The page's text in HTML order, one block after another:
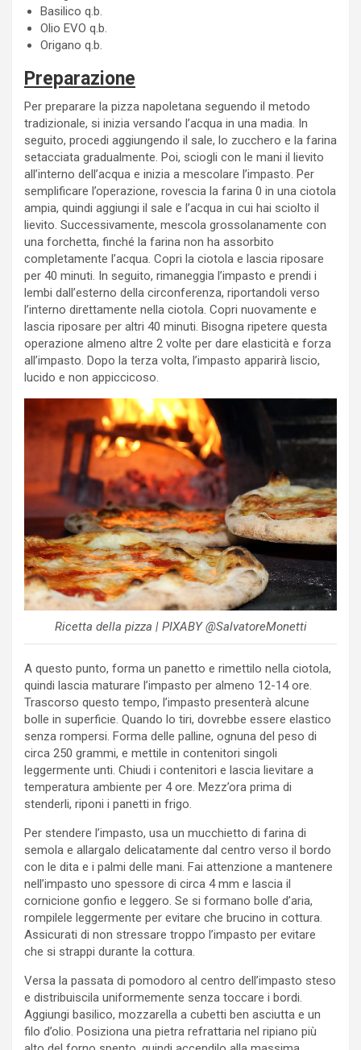
Basilico q.b.
Olio EVO q.b.
Origano q.b.
Preparazione
Per preparare la pizza napoletana seguendo il metodo
tradizionale, si inizia versando l’acqua in una madia. In
seguito, procedi aggiungendo il sale, lo zucchero e la farina
setacciata gradualmente. Poi, sciogli con le mani il lievito
all’interno dell’acqua e inizia a mescolare l’impasto. Per
semplificare l’operazione, rovescia la farina 0 in una ciotola
ampia, quindi aggiungi il sale e l’acqua in cui hai sciolto il
lievito. Successivamente, mescola grossolanamente con
una forchetta, finché la farina non ha assorbito
completamente l’acqua. Copri la ciotola e lascia riposare
per 40 minuti. In seguito, rimaneggia l’impasto e prendi i
lembi dall’esterno della circonferenza, riportandoli verso
l’interno direttamente nella ciotola. Copri nuovamente e
lascia riposare per altri 40 minuti. Bisogna ripetere questa
operazione almeno altre 2 volte per dare elasticità e forza
all’impasto. Dopo la terza volta, l’impasto apparirà liscio,
lucido e non appiccicoso.
Ricetta della pizza | PIXABY @SalvatoreMonetti
A questo punto, forma un panetto e rimettilo nella ciotola,
quindi lascia maturare l’impasto per almeno 12-14 ore.
Trascorso questo tempo, l’impasto presenterà alcune
bolle in superficie. Quando lo tiri, dovrebbe essere elastico
senza rompersi. Forma delle palline, ognuna del peso di
circa 250 grammi, e mettile in contenitori singoli
leggermente unti. Chiudi i contenitori e lascia lievitare a
temperatura ambiente per 4 ore. Mezz’ora prima di
stenderli, riponi i panetti in frigo.
Per stendere l’impasto, usa un mucchietto di farina di
semola e allargalo delicatamente dal centro verso il bordo
con le dita e i palmi delle mani. Fai attenzione a mantenere
nell’impasto uno spessore di circa 4 mm e lascia il
cornicione gonfio e leggero. Se si formano bolle d’aria,
rompilele leggermente per evitare che brucino in cottura.
Assicurati di non stressare troppo l’impasto per evitare
che si strappi durante la cottura.
Versa la passata di pomodoro al centro dell’impasto steso
e distribuiscila uniformemente senza toccare i bordi.
Aggiungi basilico, mozzarella a cubetti ben asciutta e un
filo d’olio. Posiziona una pietra refrattaria nel ripiano più